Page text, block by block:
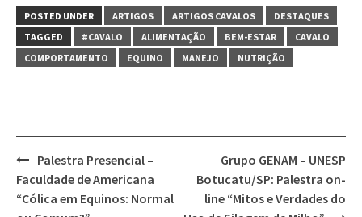
POSTED UNDER ARTIGOS ARTIGOS CAVALOS
DESTAQUES
TAGGED
#CAVALO ALIMENTAÇÃO BEM-ESTAR
CAVALO
COMPORTAMENTO
EQUINO MANEJO NUTRIÇÃO
Post
navigation
Palestra Presencial –
Faculdade de Americana
“Cólica em Equinos: Normal
Grupo GENAM – UNESP
Botucatu/SP: Palestra on-
line “Mitos e Verdades do